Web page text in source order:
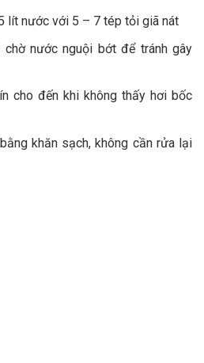
lít nước với 5 – 7 tép tỏi giã nát
nước nguội bớt để tránh gây
cho đến khi không thấy hơi bốc
khăn sạch, không cần rửa lại